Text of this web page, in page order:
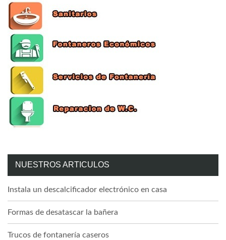
NUESTROS ARTICULOS
Instala un descalcificador electrónico en casa
Formas de desatascar la bañera
Trucos de fontanería caseros